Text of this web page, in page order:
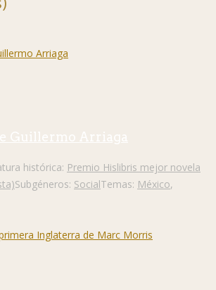
Guillermo Arriaga
histórica: Premio Hislibris mejor novela
Subgéneros: SocialTemas: México,